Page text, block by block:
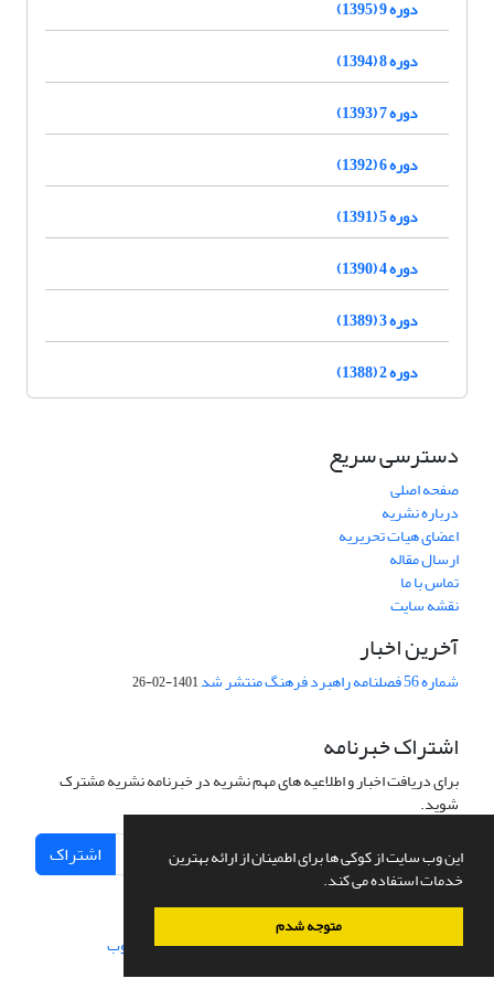
این وب سایت از کوکی ها برای اطمینان از ارائه بهترین
خدمات استفاده می کند.
متوجه شدم
دوره 9 (1395)
دوره 8 (1394)
دوره 7 (1393)
دوره 6 (1392)
دوره 5 (1391)
دوره 4 (1390)
دوره 3 (1389)
دوره 2 (1388)
دسترسی سریع
صفحه اصلی
درباره نشریه
اعضای هیات تحریریه
ارسال مقاله
تماس با ما
نقشه سایت
آخرین اخبار
شماره 56 فصلنامه راهبرد فرهنگ منتشر شد 1401-02-26
اشتراک خبرنامه
برای دریافت اخبار و اطلاعیه های مهم نشریه در خبرنامه نشریه مشترک
شوید.
اشتراک
سامانه مدیریت نشریات علمی.طراحی و پیاده سازی از سیناوب